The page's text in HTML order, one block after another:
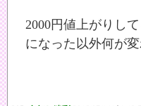
2000円値上がりし
になった以外何が